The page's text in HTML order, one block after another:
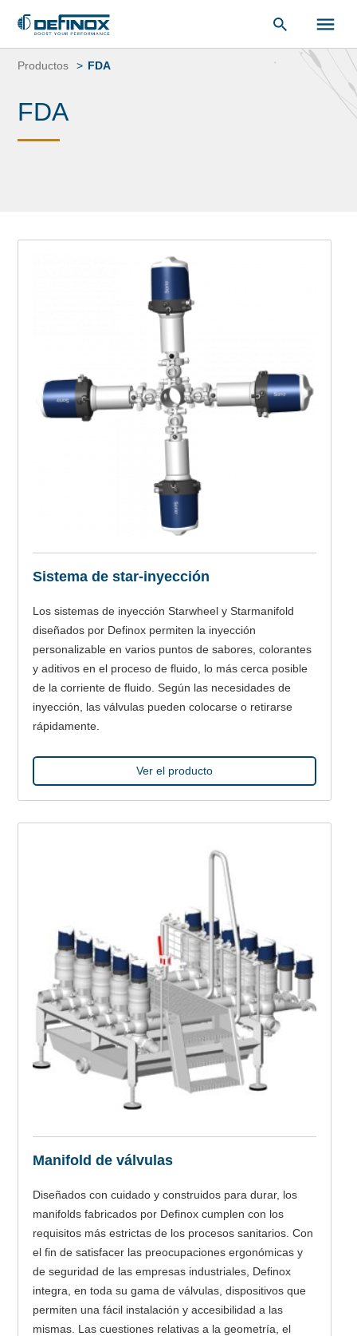
Saltar
Productos FDA
FDA
Sistema de star-inyección
Los sistemas de inyección Starwheel y Starmanifold
diseñados por Definox permiten la inyección
personalizable en varios puntos de sabores, colorantes
y aditivos en el proceso de fluido, lo más cerca posible
de la corriente de fluido. Según las necesidades de
inyección, las válvulas pueden colocarse o retirarse
rápidamente.
Ver el producto
Manifold de válvulas
Diseñados con cuidado y construidos para durar, los
manifolds fabricados por Definox cumplen con los
requisitos más estrictas de los procesos sanitarios. Con
el fin de satisfacer las preocupaciones ergonómicas y
de seguridad de las empresas industriales, Definox
integra, en toda su gama de válvulas, dispositivos que
permiten una fácil instalación y accesibilidad a las
mismas. Las cuestiones relativas a la geometría, el